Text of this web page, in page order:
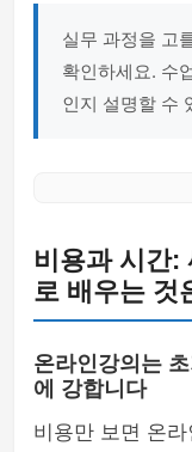
실무 과정을 고
확인하세요. 수
인지 설명할 수
비용과 시간:
로 배우는 것
온라인강의는
에 강합니다
비용만 보면 온